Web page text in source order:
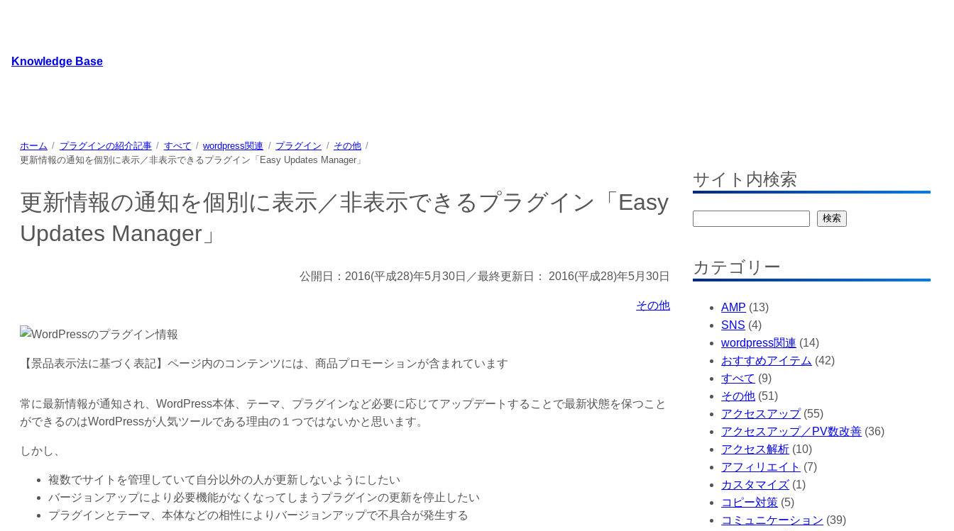
スKnowledge Base
ホーム プラグインの紹介記事 すべて wordpress関連 プラグイン
その他
更新情報の通知を個別に表示／非表示できるプラグイン「Easy Updates Manager」
更新情報の通知を個別に表示／非表示できるプラグイン「Easy
Updates Manager」
公開日： 2016(平成28)年5月30日 ／最終更新日： 2016(平成28)年5月30日
その他
【景品表示法に基づく表記】ページ内のコンテンツには、商品プロモーションが含まれています
常に最新情報が通知され、WordPress本体、テーマ、プラグインなど必要に応じてアップデートすることで最新状態を保つこと
ができるのはWordPressが人気ツールである理由の１つではないかと思います。
しかし、
複数でサイトを管理していて自分以外の人が更新しないようにしたい
バージョンアップにより必要機能がなくなってしまうプラグインの更新を停止したい
プラグインとテーマ、本体などの相性によりバージョンアップで不具合が発生する
サイト内検索
検索
カテゴリー
AMP (13)
SNS (4)
wordpress関連 (14)
おすすめアイテム (42)
すべて (9)
その他 (51)
アクセスアップ(55)
アクセスアップ／PV数改善 (36)
アクセス解析 (10)
アフィリエイト (7)
カスタマイズ (1)
コピー対策 (5)
コミュニケーション (39)